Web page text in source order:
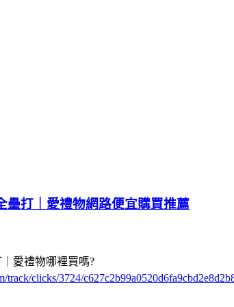
壘打｜愛禮物網路便宜購買推薦
愛禮物哪裡買嗎?
track/clicks/3724/